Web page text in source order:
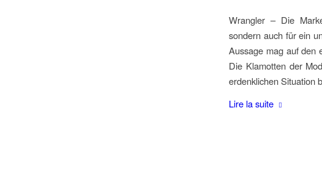
Wrangler – Die
sondern auch für ein
Aussage mag auf den
Die Klamotten der
erdenklichen Situation
Lire la suite